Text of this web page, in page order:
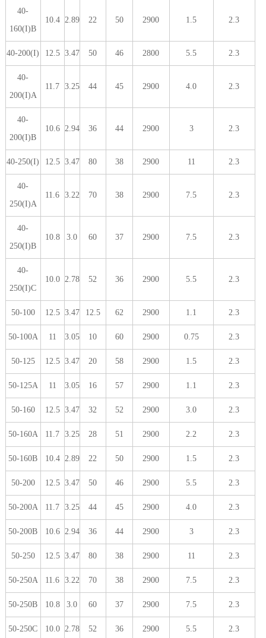
40-
160(I)B
10.4 2.89 22 50 2900 1.5 2.3
40-200(I) 12.5 3.47 50 46 2800 5.5 2.3
40-
200(I)A
11.7 3.25 44 45 2900 4.0 2.3
40-
200(I)B
10.6 2.94 36 44 2900 3 2.3
40-250(I) 12.5 3.47 80 38 2900 11 2.3
40-
250(I)A
11.6 3.22 70 38 2900 7.5 2.3
40-
250(I)B
10.8 3.0 60 37 2900 7.5 2.3
40-
250(I)C
10.0 2.78 52 36 2900 5.5 2.3
50-100 12.5 3.47 12.5 62 2900 1.1 2.3
50-100A 11 3.05 10 60 2900 0.75 2.3
50-125 12.5 3.47 20 58 2900 1.5 2.3
50-125A 11 3.05 16 57 2900 1.1 2.3
50-160 12.5 3.47 32 52 2900 3.0 2.3
50-160A 11.7 3.25 28 51 2900 2.2 2.3
50-160B 10.4 2.89 22 50 2900 1.5 2.3
50-200 12.5 3.47 50 46 2900 5.5 2.3
50-200A 11.7 3.25 44 45 2900 4.0 2.3
50-200B 10.6 2.94 36 44 2900 3 2.3
50-250 12.5 3.47 80 38 2900 11 2.3
50-250A 11.6 3.22 70 38 2900 7.5 2.3
50-250B 10.8 3.0 60 37 2900 7.5 2.3
50-250C 10.0 2.78 52 36 2900 5.5 2.3